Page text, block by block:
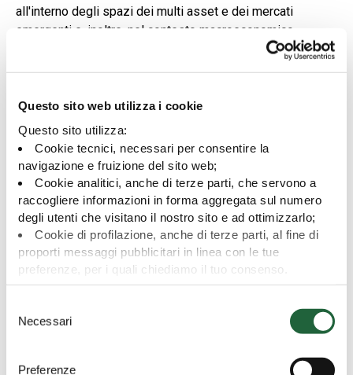
Questo sito web utilizza i cookie
Questo sito utilizza:
Cookie tecnici, necessari per consentire la
navigazione e fruizione del sito web;
Cookie analitici, anche di terze parti, che servono a
raccogliere informazioni in forma aggregata sul numero
degli utenti che visitano il nostro sito e ad ottimizzarlo;
Cookie di profilazione, anche di terze parti, al fine di
proporti messaggi pubblicitari in linea con le tue
preferenze, per i quali chiediamo il tuo consenso.
Per maggiori dettagli puoi consultare laPrivacy Policy,
in cui potrai modificare la tua scelta in qualsiasi momento
oppure puoi negare l'utilizzo di questi cookie cliccando su
Necessari
Preferenze
all'interno degli spazi dei multi asset e dei mercati
emergenti e, inoltre, nel contesto macroeconomico
attuale, esiste un legame con il ciclo dei tassi del dollaro
paragrafi sui fattori di rischio, il ruolo del gestore, azioni
dei mercati emergenti, un grande anno per gli emergenti,
banche centrali e politiche monetarie.
Approfondisci con il video " I fattori di rischio " e "Il ruolo
del gestore"